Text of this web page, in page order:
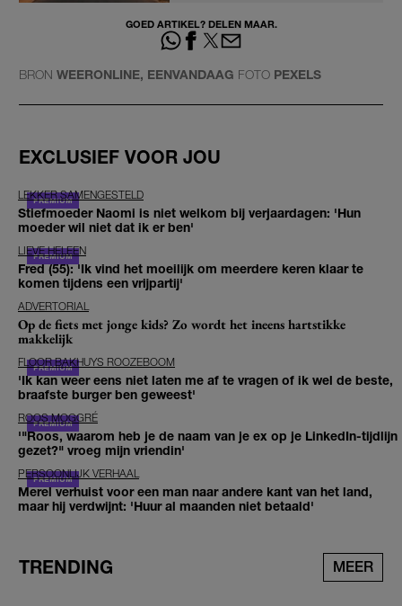
GOED ARTIKEL? DELEN MAAR.
BRON WEERONLINE, EENVANDAAG FOTO PEXELS
EXCLUSIEF VOOR JOU
LEKKER SAMENGESTELD
Stiefmoeder Naomi is niet welkom bij verjaardagen: 'Hun
moeder wil niet dat ik er ben'
LIEVE HELEEN
Fred (55): 'Ik vind het moeilijk om meerdere keren klaar te
komen tijdens een vrijpartij'
ADVERTORIAL
Op de fiets met jonge kids? Zo wordt het ineens hartstikke
makkelijk
FLOOR BAKHUYS ROOZEBOOM
'Ik kan weer eens niet laten me af te vragen of ik wel de beste,
braafste burger ben geweest'
ROOS MOGGRÉ
'"Roos, waarom heb je de naam van je ex op je LinkedIn-tijdlijn
gezet?" vroeg mijn vriendin'
PERSOONLIJK VERHAAL
Merel verhuist voor een man naar andere kant van het land,
maar hij verdwijnt: 'Huur al maanden niet betaald'
TRENDING MEER